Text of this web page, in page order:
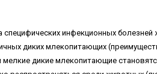
инфекционных
диких млекопитающих
мелкие дикие млекопитающие